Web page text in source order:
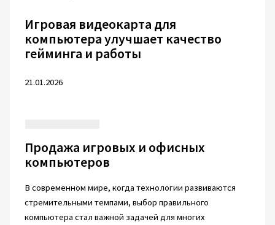
Игровая видеокарта для
компьютера улучшает качество
гейминга и работы
21.01.2026
Продажа игровых и офисных
компьютеров
В современном мире, когда технологии развиваются
стремительными темпами, выбор правильного
компьютера стал важной задачей для многих